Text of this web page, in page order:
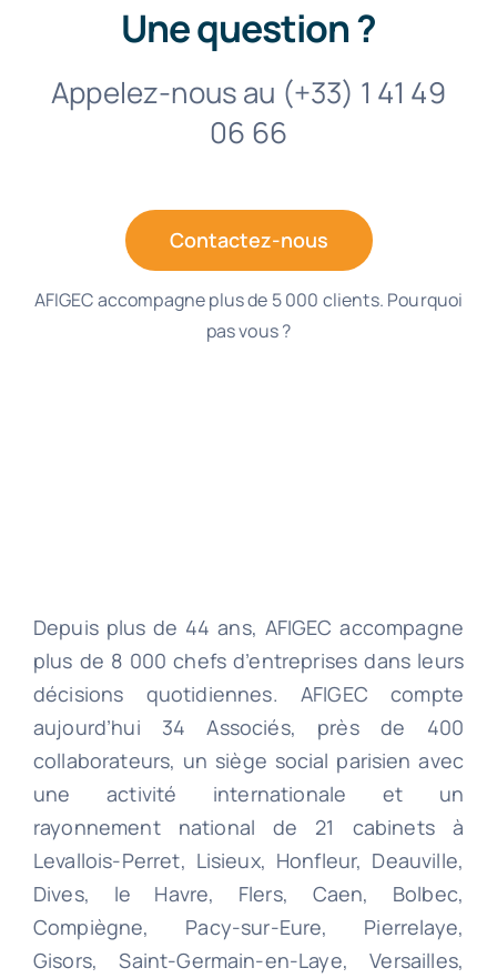
Une question ?
Appelez-nous au (+33) 1 41 49
06 66
Contactez-nous
AFIGEC accompagne plus de 5 000 clients. Pourquoi
pas vous ?
Depuis plus de 44 ans, AFIGEC accompagne
plus de 8 000 chefs d’entreprises dans leurs
décisions quotidiennes. AFIGEC compte
aujourd’hui 34 Associés, près de 400
collaborateurs, un siège social parisien avec
une activité internationale et un
rayonnement national de 21 cabinets à
Levallois-Perret, Lisieux, Honfleur, Deauville,
Dives, le Havre, Flers, Caen, Bolbec,
Compiègne, Pacy-sur-Eure, Pierrelaye,
Gisors, Saint-Germain-en-Laye, Versailles,